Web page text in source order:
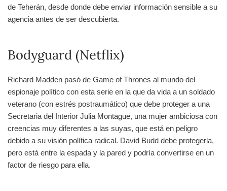
de Teherán, desde donde debe enviar información sensible a su
agencia antes de ser descubierta.
Bodyguard (Netflix)
Richard Madden pasó de Game of Thrones al mundo del
espionaje político con esta serie en la que da vida a un soldado
veterano (con estrés postraumático) que debe proteger a una
Secretaria del Interior Julia Montague, una mujer ambiciosa con
creencias muy diferentes a las suyas, que está en peligro
debido a su visión política radical. David Budd debe protegerla,
pero está entre la espada y la pared y podría convertirse en un
factor de riesgo para ella.